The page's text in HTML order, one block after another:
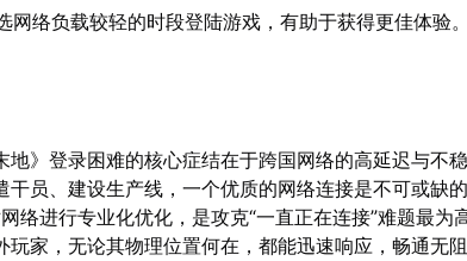
网络负载较轻的时段登陆游戏，有助于获得更佳体验
地》登录困难的核心症结在于跨国网络的高延迟与不
干员、建设生产线，一个优质的网络连接是不可或缺
络进行专业化优化，是攻克“一直正在连接”难题最为
玩家，无论其物理位置何在，都能迅速响应，畅通无